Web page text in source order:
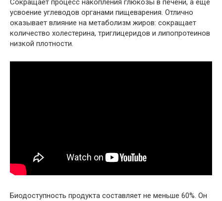
Сокращает процесс накопления глюкозы в печени, а еще
усвоение углеводов органами пищеварения. Отлично
оказывает влияние на метаболизм жиров: сокращает
количество холестерина, триглицеридов и липопротеинов
низкой плотности.
Биодоступность продукта составляет не меньше 60%. Он